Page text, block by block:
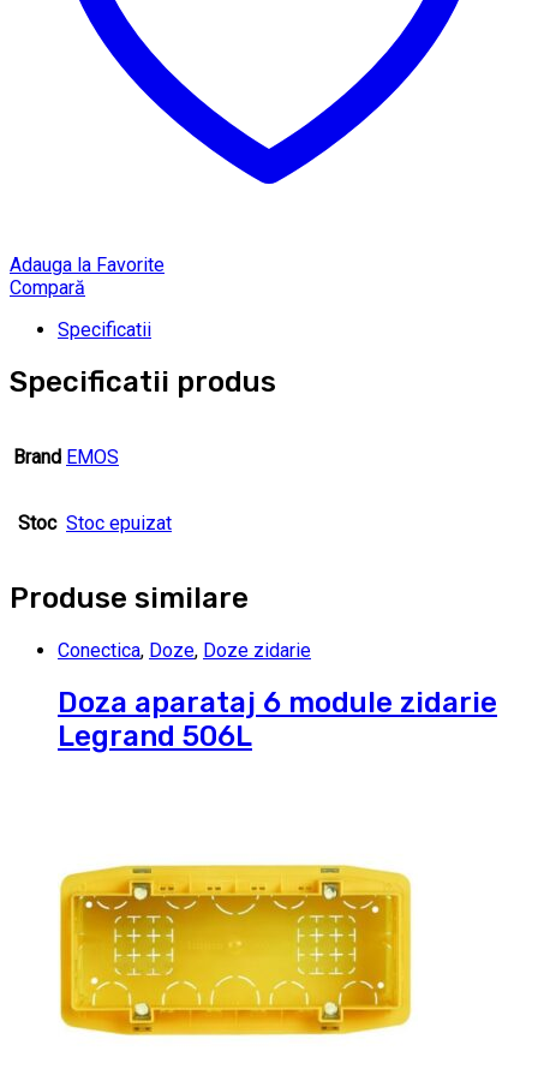
Adauga la Favorite
Compară
Specificatii
Specificatii produs
Brand EMOS
Stoc Stoc epuizat
Produse similare
Conectica, Doze, Doze zidarie
Doza aparataj 6 module zidarie
Legrand 506L